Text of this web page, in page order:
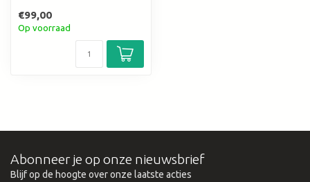
€99,00
Op voorraad
Abonneer je op onze nieuwsbrief
Blijf op de hoogte over onze laatste acties